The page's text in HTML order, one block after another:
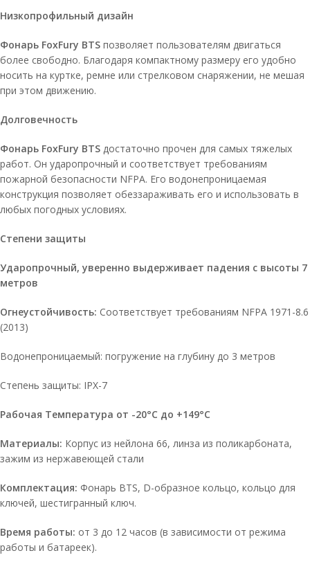
Низкопрофильный дизайн
Фонарь FoxFury BTS позволяет пользователям двигаться
более свободно. Благодаря компактному размеру его удобно
носить на куртке, ремне или стрелковом снаряжении, не мешая
при этом движению.
Долговечность
Фонарь FoxFury BTS достаточно прочен для самых тяжелых
работ. Он ударопрочный и соответствует требованиям
пожарной безопасности NFPA. Его водонепроницаемая
конструкция позволяет обеззараживать его и использовать в
любых погодных условиях.
Степени защиты
Ударопрочный, уверенно выдерживает падения с высоты 7
метров
Огнеустойчивость: Соответствует требованиям NFPA 1971-8.6
(2013)
Водонепроницаемый: погружение на глубину до 3 метров
Степень защиты: IPX-7
Рабочая Температура от -20°C до +149°C
Материалы: Корпус из нейлона 66, линза из поликарбоната,
зажим из нержавеющей стали
Комплектация: Фонарь BTS, D-образное кольцо, кольцо для
ключей, шестигранный ключ.
Время работы: от 3 до 12 часов (в зависимости от режима
работы и батареек).